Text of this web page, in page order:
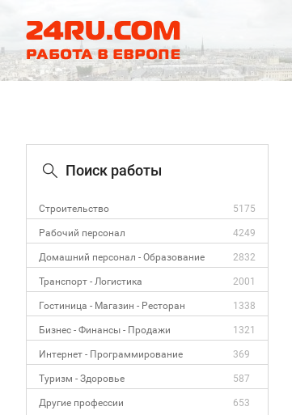
Поиск работы
Строительство 5175
Рабочий персонал 4249
Домашний персонал - Образование 2832
Транспорт - Логистика 2001
Гостиница - Магазин - Ресторан 1338
Бизнес - Финансы - Продажи 1321
Интернет - Программирование 369
Туризм - Здоровье 587
Другие профессии 653